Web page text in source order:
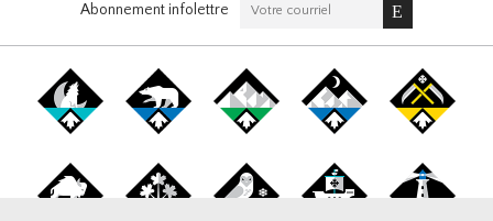
Abonnement infolettre